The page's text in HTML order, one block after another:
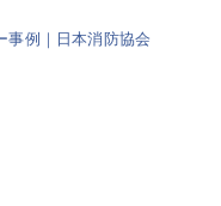
事例｜日本消防協会